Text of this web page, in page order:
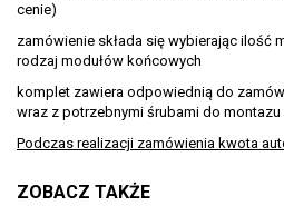
cenie)
zamówienie składa się wybierając ilość
rodzaj modułów końcowych
komplet zawiera odpowiednią do
wraz z potrzebnymi śrubami do montazu
Podczas realizacji zamówienia kwota
ZOBACZ TAKŻE